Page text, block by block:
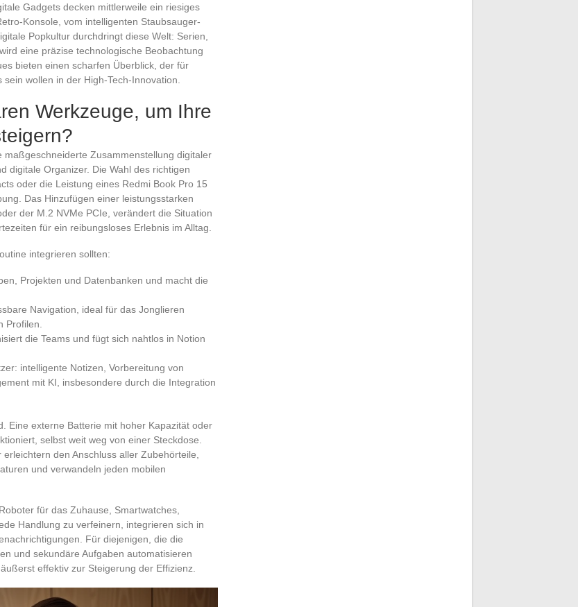
Gadgets decken mittlerweile ein riesiges
Konsole, vom intelligenten Staubsauger-
Popkultur durchdringt diese Welt: Serien,
eine präzise technologische Beobachtung
bieten einen scharfen Überblick, der für
wollen in der High-Tech-Innovation.
Werkzeuge, um Ihre
Zusammenstellung digitaler
digitale Organizer. Die Wahl des richtigen
oder die Leistung eines Redmi Book Pro 15
Das Hinzufügen einer leistungsstarken
der M.2 NVMe PCIe, verändert die Situation
für ein reibungsloses Erlebnis im Alltag.
integrieren sollten:
Projekten und Datenbanken und macht die
Navigation, ideal für das Jonglieren
Profilen.
die Teams und fügt sich nahtlos in Notion
intelligente Notizen, Vorbereitung von
mit KI, insbesondere durch die Integration
Eine externe Batterie mit hoher Kapazität oder
selbst weit weg von einer Steckdose.
den Anschluss aller Zubehörteile,
und verwandeln jeden mobilen
für das Zuhause, Smartwatches,
Handlung zu verfeinern, integrieren sich in
Für diejenigen, die die
und sekundäre Aufgaben automatisieren
effektiv zur Steigerung der Effizienz.